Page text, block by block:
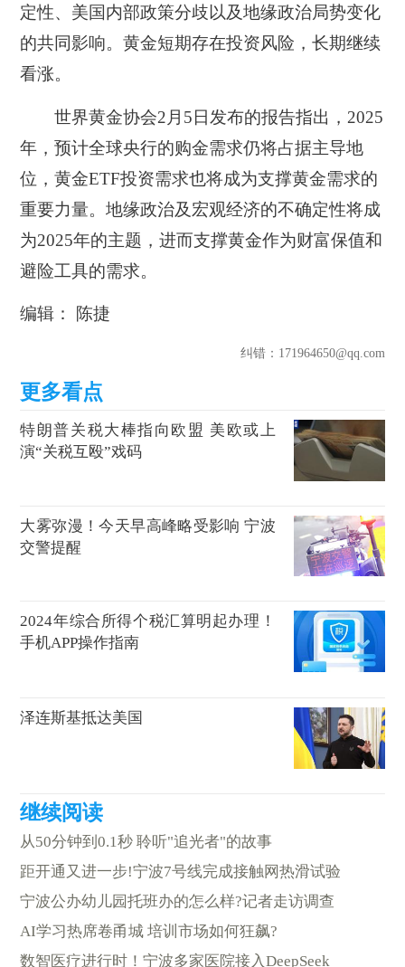
定性、美国内部政策分歧以及地缘政治局势变化
的共同影响。黄金短期存在投资风险，长期继续
看涨。
世界黄金协会2月5日发布的报告指出，2025
年，预计全球央行的购金需求仍将占据主导地
位，黄金ETF投资需求也将成为支撑黄金需求的
重要力量。地缘政治及宏观经济的不确定性将成
为2025年的主题，进而支撑黄金作为财富保值和
避险工具的需求。
编辑： 陈捷
纠错：171964650@qq.com
特朗普关税大棒指向欧盟 美欧或上
演“关税互殴”戏码
大雾弥漫！今天早高峰略受影响 宁波
交警提醒
2024年综合所得个税汇算明起办理！
手机APP操作指南
泽连斯基抵达美国
从50分钟到0.1秒 聆听"追光者"的故事
距开通又进一步!宁波7号线完成接触网热滑试验
宁波公办幼儿园托班办的怎么样?记者走访调查
AI学习热席卷甬城 培训市场如何狂飙?
数智医疗进行时！宁波多家医院接入DeepSeek